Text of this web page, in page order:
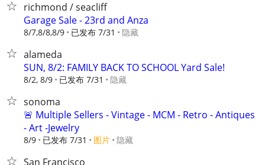
richmond / seacliff
Garage Sale - 23rd and Anza
8/7,8/8,8/9 已发布 7/31 隐藏
alameda
SUN, 8/2: FAMILY BACK TO SCHOOL Yard Sale!
8/2, 8/9 已发布 7/31 隐藏
sonoma
🚨 Multiple Sellers - Vintage - MCM - Retro - Antiques
- Art -Jewelry
8/9 已发布 7/31 图片 隐藏
San Francisco